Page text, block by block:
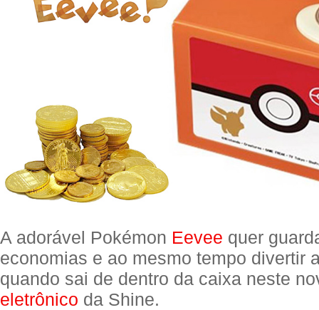
A adorável Pokémon Eevee quer
economias e ao mesmo tempo divertir
quando sai de dentro da caixa neste
eletrônico da Shine.